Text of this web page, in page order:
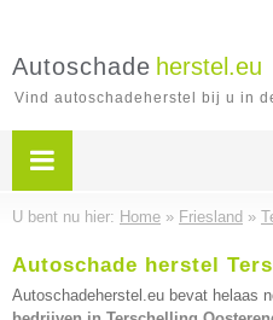
Autoschade herstel.eu
Vind autoschadeherstel bij u in
U bent nu hier: Home » Friesland »
Autoschade herstel
Autoschadeherstel.eu bevat helaas